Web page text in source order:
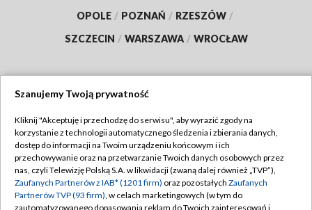
OPOLE / POZNAŃ / RZESZÓW /
SZCZECIN / WARSZAWA / WROCŁAW
TVP
Abonament TVP
Emisja w TVP
Centrum informacji TVP
Regulamin TVP
Polityka prywatności
Moje zgody
Szanujemy Twoją prywatność
Kliknij "Akceptuję i przechodzę do serwisu", aby wyrazić zgody na
korzystanie z technologii automatycznego śledzenia i zbierania danych,
dostęp do informacji na Twoim urządzeniu końcowym i ich
przechowywanie oraz na przetwarzanie Twoich danych osobowych przez
nas, czyli Telewizję Polską S.A. w likwidacji (zwaną dalej również „TVP”),
Zaufanych Partnerów z IAB* (1201 firm) oraz pozostałych Zaufanych
Partnerów TVP (93 firm), w celach marketingowych (w tym do
zautomatyzowanego dopasowania reklam do Twoich zainteresowań i